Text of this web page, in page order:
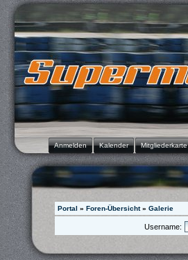
Anmelden Kalender Mitgliederkarte
Portal » Foren-Übersicht» Galerie
Username: